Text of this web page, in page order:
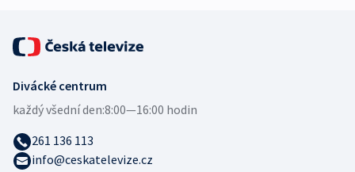
Divácké centrum
každý všední den:8:00—16:00 hodin
261 136 113
info@ceskatelevize.cz